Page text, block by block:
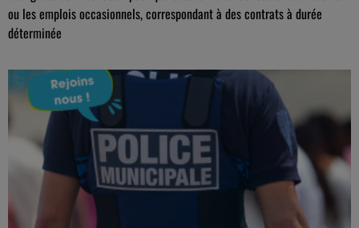
ou les emplois occasionnels, correspondant à des contrats à durée
déterminée